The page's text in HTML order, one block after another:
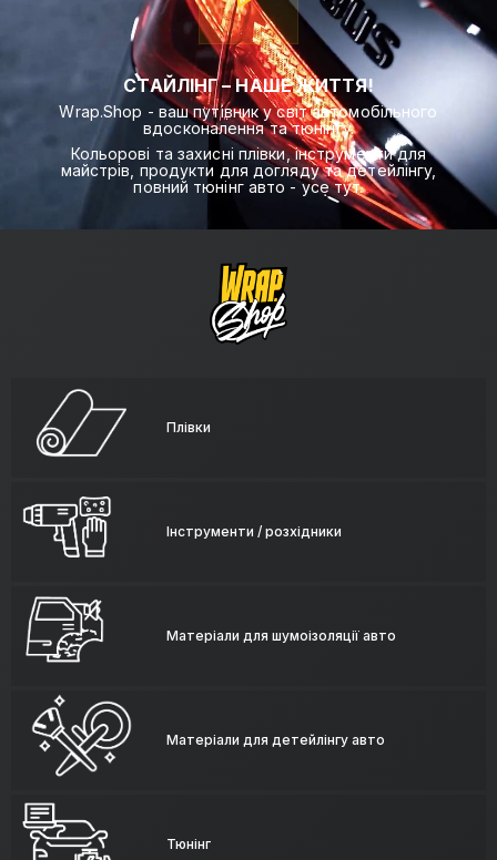
СТАЙЛІНГ – НАШЕ ЖИТТЯ!
Wrap.Shop - ваш путівник у світ автомобільного
вдосконалення та тюнінгу.
Кольорові та захисні плівки, інструменти для
майстрів, продукти для догляду та детейлінгу,
повний тюнінг авто - усе тут.
Плівки
Інструменти / розхідники
Матеріали для шумоізоляції авто
Матеріали для детейлінгу авто
Тюнінг